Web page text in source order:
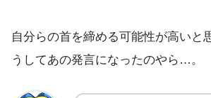
自分らの首を締める可能性が高いと
うしてあの発言になったのやら…。